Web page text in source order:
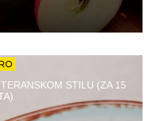
STILU (ZA 15